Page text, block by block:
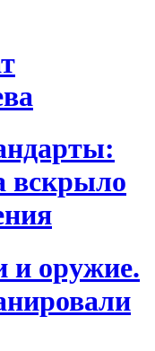
вскрыло
и оружие.